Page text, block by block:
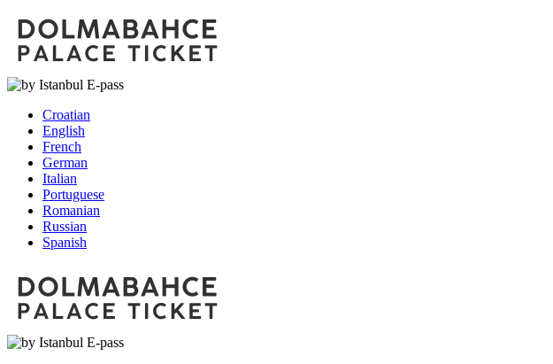
Croatian
English
French
German
Italian
Portuguese
Romanian
Russian
Spanish